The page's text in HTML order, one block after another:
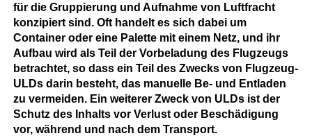
für die Gruppierung und Aufnahme von Luftfracht
konzipiert sind. Oft handelt es sich dabei um
Container oder eine Palette mit einem Netz, und ihr
Aufbau wird als Teil der Vorbeladung des Flugzeugs
betrachtet, so dass ein Teil des Zwecks von Flugzeug-
ULDs darin besteht, das manuelle Be- und Entladen
zu vermeiden. Ein weiterer Zweck von ULDs ist der
Schutz des Inhalts vor Verlust oder Beschädigung
vor, während und nach dem Transport.